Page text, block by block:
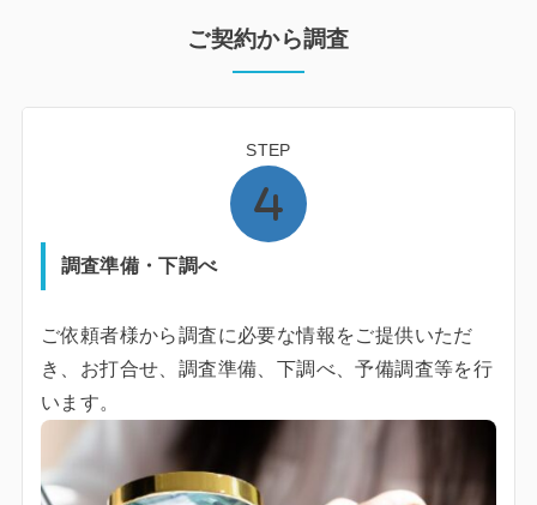
ご契約から調査
STEP
調査準備・下調べ
ご依頼者様から調査に必要な情報をご提供いただ
き、お打合せ、調査準備、下調べ、予備調査等を行
います。